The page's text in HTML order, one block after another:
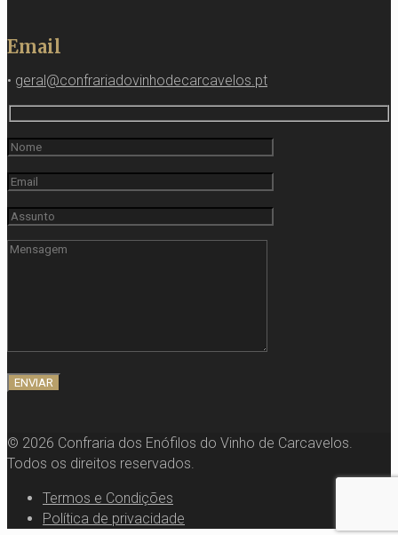
Email
• geral@confrariadovinhodecarcavelos.pt
© 2026 Confraria dos Enófilos do Vinho de Carcavelos.
Todos os direitos reservados.
Termos e Condições
Política de privacidade